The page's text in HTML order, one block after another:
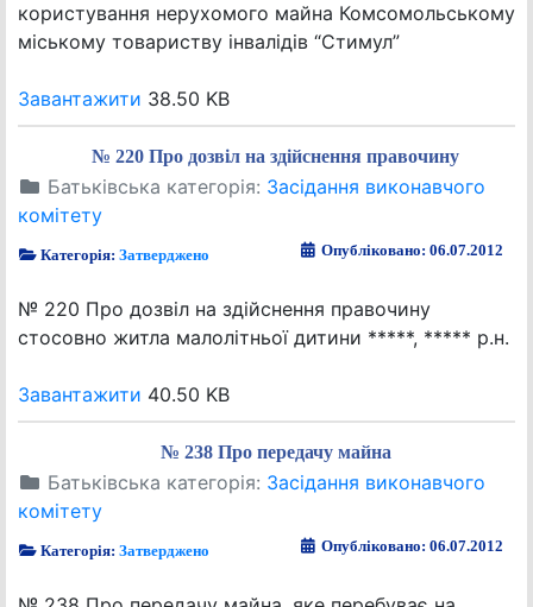
користування нерухомого майна Комсомольському
міському товариству інвалідів “Стимул”
Завантажити 38.50 KB
№ 220 Про дозвіл на здійснення правочину
Батьківська категорія: Засідання виконавчого
комітету
Категорія:Затверджено Опубліковано: 06.07.2012
№ 220 Про дозвіл на здійснення правочину
стосовно житла малолітньої дитини *****, ***** р.н.
Завантажити 40.50 KB
№ 238 Про передачу майна
Батьківська категорія: Засідання виконавчого
комітету
Категорія:Затверджено Опубліковано: 06.07.2012